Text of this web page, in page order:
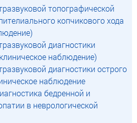
топографической
копчикового хода
диагностики
наблюдение)
диагностики острого
наблюдение
бедренной и
в неврологической